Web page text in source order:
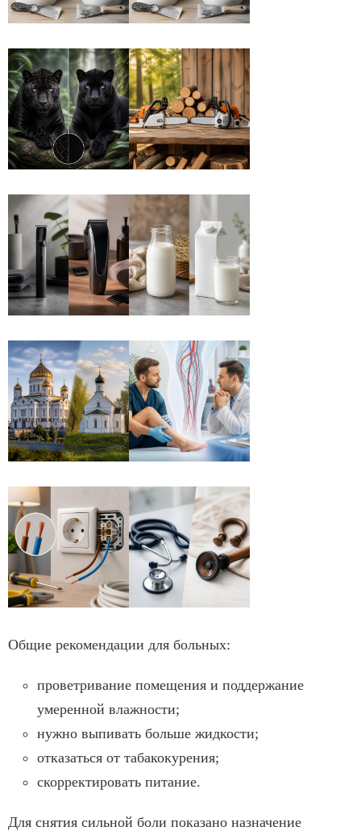
Общие рекомендации для больных:
проветривание помещения и поддержание
умеренной влажности;
нужно выпивать больше жидкости;
отказаться от табакокурения;
скорректировать питание.
Для снятия сильной боли показано назначение